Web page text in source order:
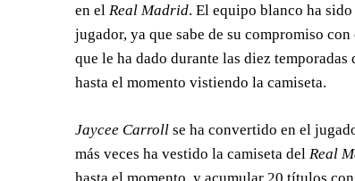
en el Real Madrid. El equipo blanco ha
jugador, ya que sabe de su compromiso
que le ha dado durante las diez temporadas
hasta el momento vistiendo la camiseta.
Jaycee Carroll se ha convertido en el
más veces ha vestido la camiseta del Real
hasta el momento, y acumular 20 títulos